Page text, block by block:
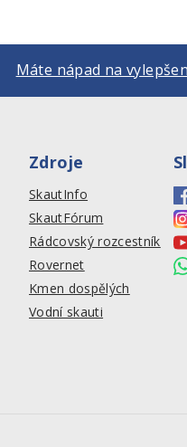
Máte nápad na
Zdroje
SkautInfo
SkautFórum
Rádcovský rozcestník
Rovernet
Kmen dospělých
Vodní skauti